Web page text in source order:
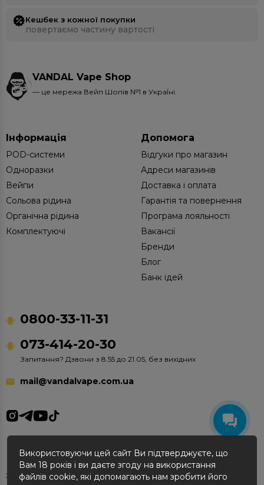
Кешбек з кожної покупки
повертаємо частину вартості
VANDAL Vape Shop
— це мережа Вейп Шопів №1 в УкраЇні.
Інформація
POD-системи
Одноразки
Вейпи
Сольова рідина
Органічна рідина
Комплектуючі
Допомога
Відгуки про магазин
Адреси магазинів
Доставка і оплата
Гарантія та повернення
Програма лояльності
Вакансії
Бренди
Блог
Банк ідей
0800-33-11-31
073-414-20-30
Запитання? Дзвони з 8.55 до 21.05, без вихідних
mail@vandalvape.com.ua
Зроблено в Vandal Vape © 2012-2026
Використовуючи цей сайт Ви підтверджуєте, що
Вам 18 років і ви даєте згоду на використання
файлів cookie, які допомагають нам зробити його